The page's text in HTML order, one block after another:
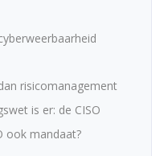
risicomanagement
is er: de CISO
ook mandaat?